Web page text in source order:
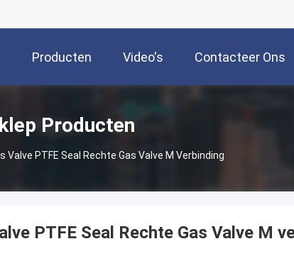
Producten Video's Contacteer Ons
Producten
Valve PTFE Seal Rechte Gas Valve M Verbinding
PTFE Seal Rechte Gas Valve M